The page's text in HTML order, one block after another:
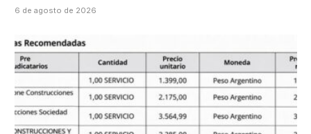
6 de agosto de 2026